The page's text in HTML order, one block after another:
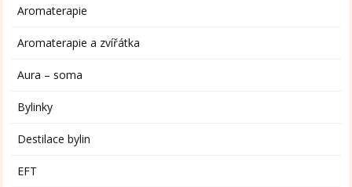
Aromaterapie
Aromaterapie a zvířátka
Aura – soma
Bylinky
Destilace bylin
EFT